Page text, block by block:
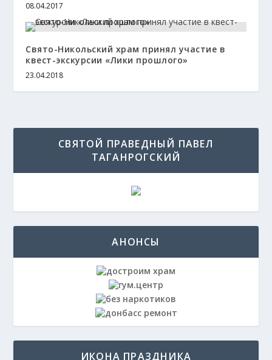
08.04.2017
Свято-Никольский храм принял участие в
квест-экскурсии «Лики прошлого»
23.04.2018
СВЯТОЙ ПРАВЕДНЫЙ ПАВЕЛ
ТАГАНРОГСКИЙ
АНОНСЫ
ИКОНА ПРАЗДНИКА